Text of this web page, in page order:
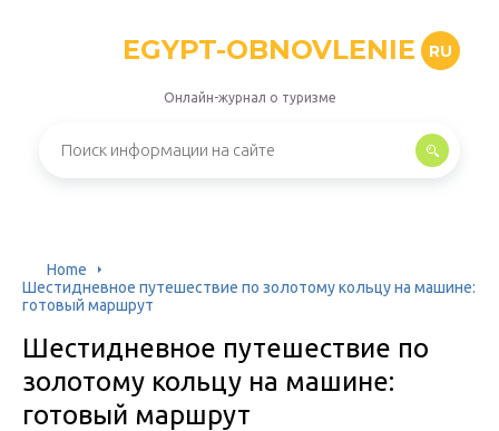
EGYPT-OBNOVLENIE RU
Онлайн-журнал о туризме
Home
Шестидневное путешествие по золотому кольцу на машине:
готовый маршрут
Шестидневное путешествие по
золотому кольцу на машине:
готовый маршрут